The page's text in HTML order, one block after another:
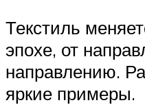
Текстиль
эпохе, от
направлению.
яркие примеры.